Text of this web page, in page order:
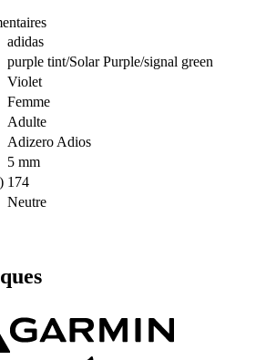
adidas
purple tint/Solar Purple/signal green
Violet
Femme
Adulte
Adizero Adios
5 mm
174
Neutre